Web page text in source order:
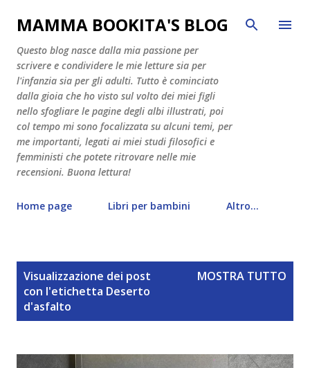
Passa ai contenuti principali
MAMMA BOOKITA'S BLOG
Questo blog nasce dalla mia passione per
scrivere e condividere le mie letture sia per
l'infanzia sia per gli adulti. Tutto è cominciato
dalla gioia che ho visto sul volto dei miei figli
nello sfogliare le pagine degli albi illustrati, poi
col tempo mi sono focalizzata su alcuni temi, per
me importanti, legati ai miei studi filosofici e
femministi che potete ritrovare nelle mie
recensioni. Buona lettura!
Home page Libri per bambini Altro…
Visualizzazione dei post
con l'etichetta Deserto
d'asfalto
MOSTRA TUTTO